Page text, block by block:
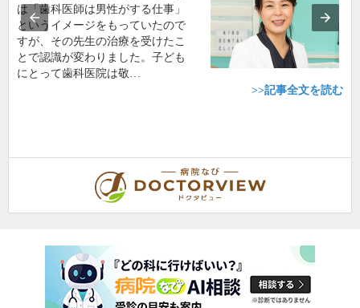
は「歯科医師は男性がする仕事」
というイメージをもっていたので
すが、その先生の治療を受けたこ
とで認識が変わりました。子ども
にとって歯科医院は敬…
>>記事全文を読む